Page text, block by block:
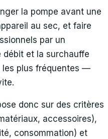
la pompe avant une
au sec, et faire
par un
débit et la surchauffe
les plus fréquentes —
donc sur des critères
accessoires),
consommation) et